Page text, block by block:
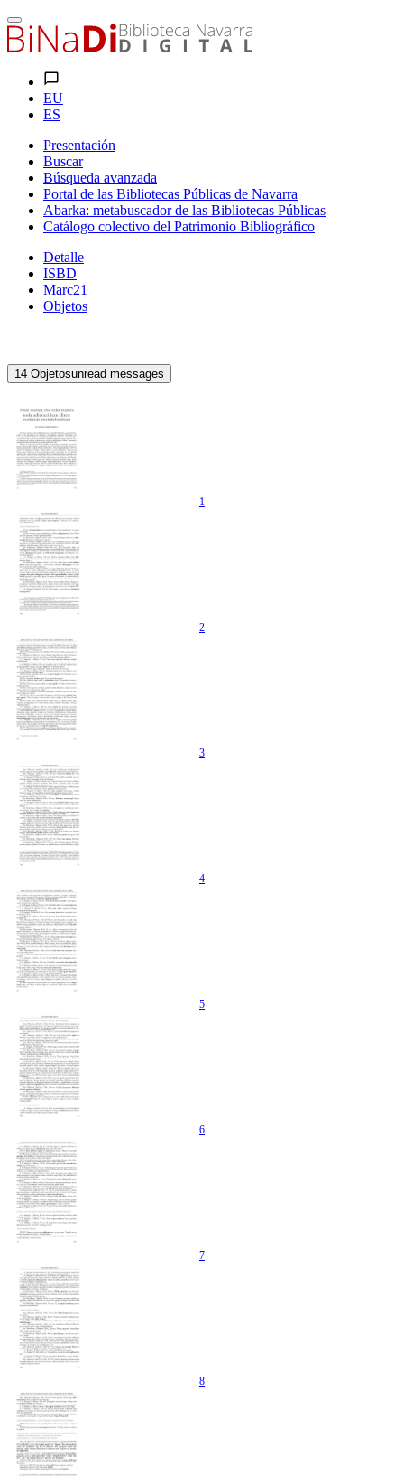
EU
ES
Presentación
Buscar
Búsqueda avanzada
Portal de las Bibliotecas Públicas de Navarra
Abarka: metabuscador de las Bibliotecas Públicas
Catálogo colectivo del Patrimonio Bibliográfico
Detalle
ISBD
Marc21
Objetos
14 Objetosunread messages
1
2
3
4
5
6
7
8